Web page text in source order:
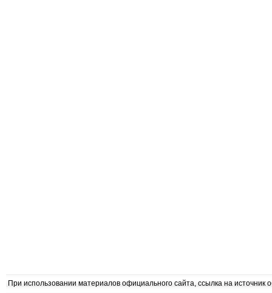
При использовании материалов официального сайта, ссылка на источник